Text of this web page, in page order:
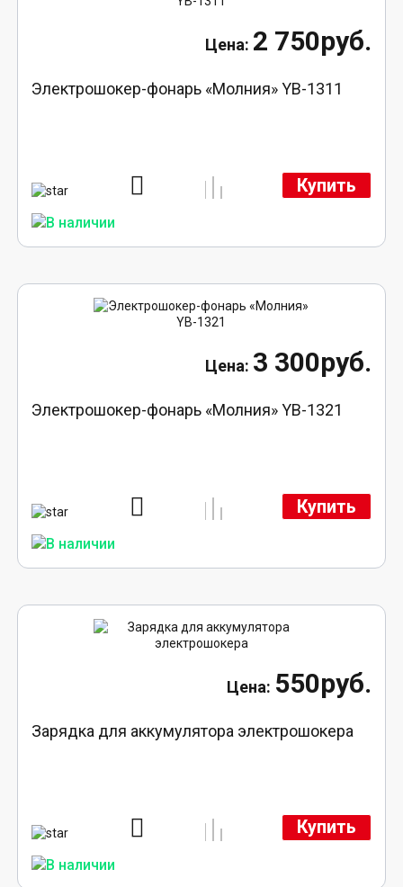
2 750руб.
Электрошокер-фонарь «Молния» YB-1311
Купить
3 300руб.
Электрошокер-фонарь «Молния» YB-1321
Купить
550руб.
Зарядка для аккумулятора электрошокера
Купить